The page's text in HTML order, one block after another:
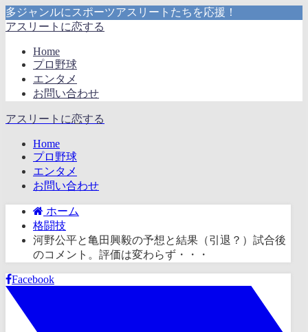
多ジャンルにスポーツアスリートたちを応援！
アスリートに恋する
Home
プロ野球
エンタメ
お問い合わせ
アスリートに恋する
Home
プロ野球
エンタメ
お問い合わせ
ホーム
格闘技
河野公平と亀田興毅の予想と結果（引退？）試合後
のコメント。評価は変わらず・・・
Facebook